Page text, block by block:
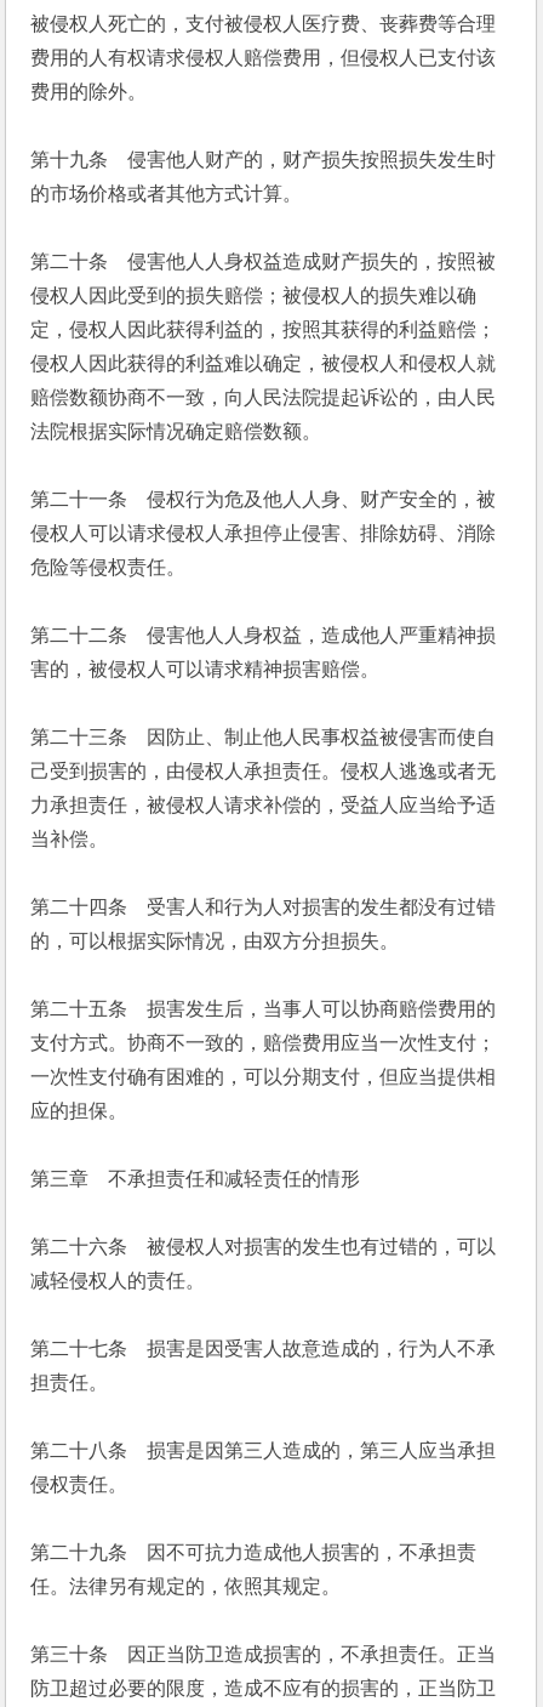
被侵权人死亡的，支付被侵权人医疗费、丧葬费等合理
费用的人有权请求侵权人赔偿费用，但侵权人已支付该
费用的除外。
第十九条　侵害他人财产的，财产损失按照损失发生时
的市场价格或者其他方式计算。
第二十条　侵害他人人身权益造成财产损失的，按照被
侵权人因此受到的损失赔偿；被侵权人的损失难以确
定，侵权人因此获得利益的，按照其获得的利益赔偿；
侵权人因此获得的利益难以确定，被侵权人和侵权人就
赔偿数额协商不一致，向人民法院提起诉讼的，由人民
法院根据实际情况确定赔偿数额。
第二十一条　侵权行为危及他人人身、财产安全的，被
侵权人可以请求侵权人承担停止侵害、排除妨碍、消除
危险等侵权责任。
第二十二条　侵害他人人身权益，造成他人严重精神损
害的，被侵权人可以请求精神损害赔偿。
第二十三条　因防止、制止他人民事权益被侵害而使自
己受到损害的，由侵权人承担责任。侵权人逃逸或者无
力承担责任，被侵权人请求补偿的，受益人应当给予适
当补偿。
第二十四条　受害人和行为人对损害的发生都没有过错
的，可以根据实际情况，由双方分担损失。
第二十五条　损害发生后，当事人可以协商赔偿费用的
支付方式。协商不一致的，赔偿费用应当一次性支付；
一次性支付确有困难的，可以分期支付，但应当提供相
应的担保。
第三章　不承担责任和减轻责任的情形
第二十六条　被侵权人对损害的发生也有过错的，可以
减轻侵权人的责任。
第二十七条　损害是因受害人故意造成的，行为人不承
担责任。
第二十八条　损害是因第三人造成的，第三人应当承担
侵权责任。
第二十九条　因不可抗力造成他人损害的，不承担责
任。法律另有规定的，依照其规定。
第三十条　因正当防卫造成损害的，不承担责任。正当
防卫超过必要的限度，造成不应有的损害的，正当防卫